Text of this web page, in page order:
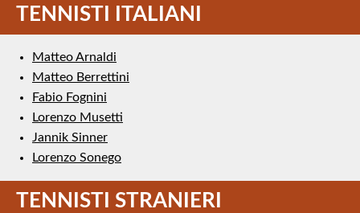
TENNISTI ITALIANI
Matteo Arnaldi
Matteo Berrettini
Fabio Fognini
Lorenzo Musetti
Jannik Sinner
Lorenzo Sonego
TENNISTI STRANIERI